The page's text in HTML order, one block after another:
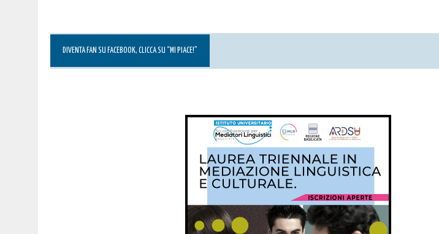
DIVENTA FAN SU FACEBOOK, CLICCA SU “MI PIACE!”